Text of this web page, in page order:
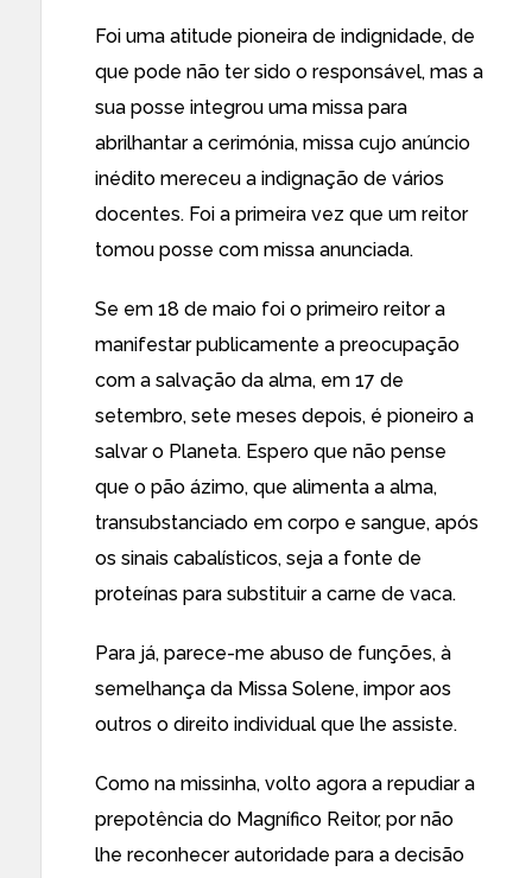
Foi uma atitude pioneira de indignidade, de
que pode não ter sido o responsável, mas a
sua posse integrou uma missa para
abrilhantar a cerimónia, missa cujo anúncio
inédito mereceu a indignação de vários
docentes. Foi a primeira vez que um reitor
tomou posse com missa anunciada.
Se em 18 de maio foi o primeiro reitor a
manifestar publicamente a preocupação
com a salvação da alma, em 17 de
setembro, sete meses depois, é pioneiro a
salvar o Planeta. Espero que não pense
que o pão ázimo, que alimenta a alma,
transubstanciado em corpo e sangue, após
os sinais cabalísticos, seja a fonte de
proteínas para substituir a carne de vaca.
Para já, parece-me abuso de funções, à
semelhança da Missa Solene, impor aos
outros o direito individual que lhe assiste.
Como na missinha, volto agora a repudiar a
prepotência do Magnífico Reitor, por não
lhe reconhecer autoridade para a decisão